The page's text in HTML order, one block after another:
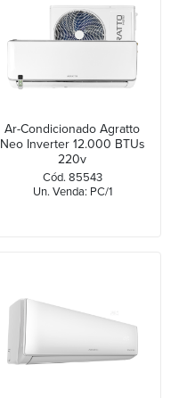
Ar-Condicionado Agratto
Neo Inverter 12.000 BTUs
220v
Cód. 85543
Un. Venda: PC/1